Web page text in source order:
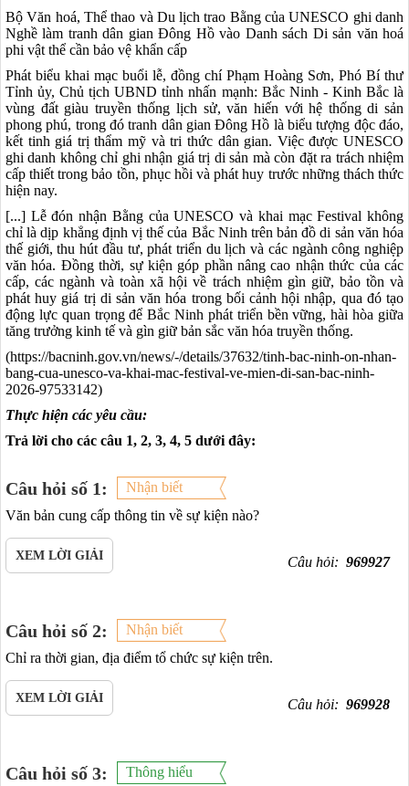
Bộ Văn hoá, Thể thao và Du lịch trao Bằng của UNESCO ghi danh
Nghề làm tranh dân gian Đông Hồ vào Danh sách Di sản văn hoá
phi vật thể cần bảo vệ khẩn cấp
Phát biểu khai mạc buổi lễ, đồng chí Phạm Hoàng Sơn, Phó Bí thư
Tỉnh ủy, Chủ tịch UBND tỉnh nhấn mạnh: Bắc Ninh - Kinh Bắc là
vùng đất giàu truyền thống lịch sử, văn hiến với hệ thống di sản
phong phú, trong đó tranh dân gian Đông Hồ là biểu tượng độc đáo,
kết tinh giá trị thẩm mỹ và tri thức dân gian. Việc được UNESCO
ghi danh không chỉ ghi nhận giá trị di sản mà còn đặt ra trách nhiệm
cấp thiết trong bảo tồn, phục hồi và phát huy trước những thách thức
hiện nay.
[...] Lễ đón nhận Bằng của UNESCO và khai mạc Festival không
chỉ là dịp khẳng định vị thế của Bắc Ninh trên bản đồ di sản văn hóa
thế giới, thu hút đầu tư, phát triển du lịch và các ngành công nghiệp
văn hóa. Đồng thời, sự kiện góp phần nâng cao nhận thức của các
cấp, các ngành và toàn xã hội về trách nhiệm gìn giữ, bảo tồn và
phát huy giá trị di sản văn hóa trong bối cảnh hội nhập, qua đó tạo
động lực quan trọng để Bắc Ninh phát triển bền vững, hài hòa giữa
tăng trưởng kinh tế và gìn giữ bản sắc văn hóa truyền thống.
(https://bacninh.gov.vn/news/-/details/37632/tinh-bac-ninh-on-nhan-
bang-cua-unesco-va-khai-mac-festival-ve-mien-di-san-bac-ninh-
2026-97533142)
Thực hiện các yêu cầu:
Trả lời cho các câu 1, 2, 3, 4, 5 dưới đây:
Câu hỏi số 1:
Nhận biết
Văn bản cung cấp thông tin về sự kiện nào?
XEM LỜI GIẢI Câu hỏi: 969927
Câu hỏi số 2:
Nhận biết
Chỉ ra thời gian, địa điểm tổ chức sự kiện trên.
XEM LỜI GIẢI Câu hỏi: 969928
Câu hỏi số 3:
Thông hiểu